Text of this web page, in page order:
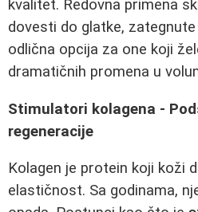
kvalitet. Redovna primena
dovesti do glatke,
odlična opcija za one koji
dramatičnih promena u
Stimulatori kolagena -
regeneracije
Kolagen je protein koji koži
elastičnost. Sa godinama,